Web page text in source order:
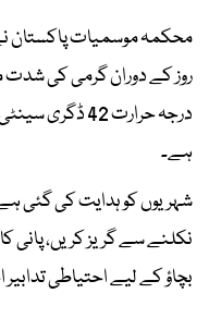
محکمہ موسمیات پاکستان
روز کے دوران گرمی کی شدت
درجہ حرارت 42
ہے۔
شہریوں کو ہدایت کی گئی
نکلنے سے گریز کریں، پانی
بچاؤ کے لیے احتیاطی تدابیر